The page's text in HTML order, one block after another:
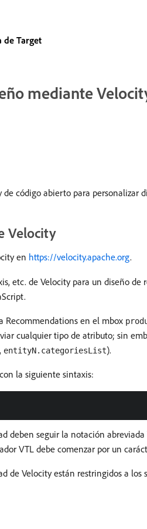
de Target
mediante
código abierto para personalizar
Velocity
en https://velocity.apache.org.
etc. de Velocity para un diseño
Recommendations en el mbox
cualquier tipo de atributo; sin
entityN.categoriesList).
la siguiente sintaxis:
deben seguir la notación
VTL debe comenzar por un
de Velocity están restringidos a los